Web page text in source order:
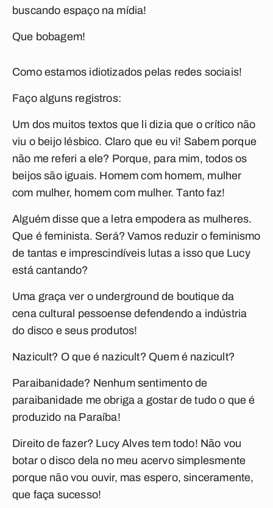
buscando espaço na mídia!
Que bobagem!
Como estamos idiotizados pelas redes sociais!
Faço alguns registros:
Um dos muitos textos que li dizia que o crítico não
viu o beijo lésbico. Claro que eu vi! Sabem porque
não me referi a ele? Porque, para mim, todos os
beijos são iguais. Homem com homem, mulher
com mulher, homem com mulher. Tanto faz!
Alguém disse que a letra empodera as mulheres.
Que é feminista. Será? Vamos reduzir o feminismo
de tantas e imprescindíveis lutas a isso que Lucy
está cantando?
Uma graça ver o underground de boutique da
cena cultural pessoense defendendo a indústria
do disco e seus produtos!
Nazicult? O que é nazicult? Quem é nazicult?
Paraibanidade? Nenhum sentimento de
paraibanidade me obriga a gostar de tudo o que é
produzido na Paraíba!
Direito de fazer? Lucy Alves tem todo! Não vou
botar o disco dela no meu acervo simplesmente
porque não vou ouvir, mas espero, sinceramente,
que faça sucesso!